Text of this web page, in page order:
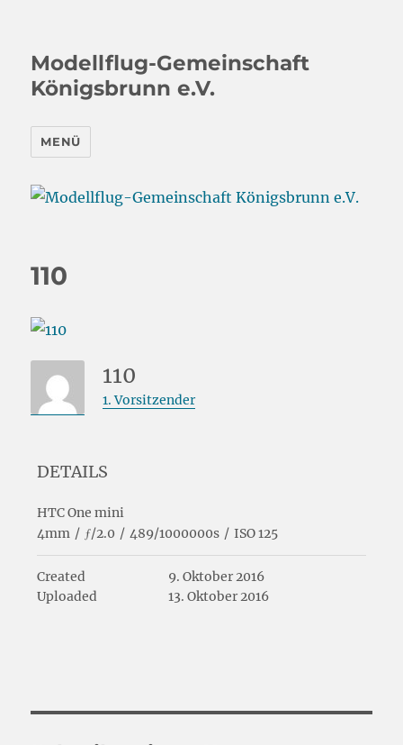
Modellflug-Gemeinschaft
Königsbrunn e.V.
MENÜ
110
110
1. Vorsitzender
DETAILS
HTC One mini
4mm / ƒ/2.0 / 489/1000000s / ISO 125
Created
9. Oktober 2016
Uploaded
13. Oktober 2016